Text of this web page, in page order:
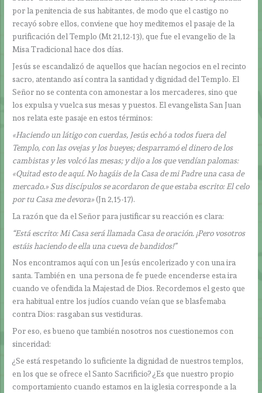
por la penitencia de sus habitantes, de modo que el castigo no
recayó sobre ellos, conviene que hoy meditemos el pasaje de la
purificación del Templo (Mt 21,12-13), que fue el evangelio de la
Misa Tradicional hace dos días.
Jesús se escandalizó de aquellos que hacían negocios en el recinto
sacro, atentando así contra la santidad y dignidad del Templo. El
Señor no se contenta con amonestar a los mercaderes, sino que
los expulsa y vuelca sus mesas y puestos. El evangelista San Juan
nos relata este pasaje en estos términos:
«Haciendo un látigo con cuerdas, Jesús echó a todos fuera del
Templo, con las ovejas y los bueyes; desparramó el dinero de los
cambistas y les volcó las mesas; y dijo a los que vendían palomas:
«Quitad esto de aquí. No hagáis de la Casa de mi Padre una casa de
mercado.» Sus discípulos se acordaron de que estaba escrito: El celo
por tu Casa me devora»(Jn 2,15-17).
La razón que da el Señor para justificar su reacción es clara:
“Está escrito: Mi Casa será llamada Casa de oración. ¡Pero vosotros
estáis haciendo de ella una cueva de bandidos!”
Nos encontramos aquí con un Jesús encolerizado y con una ira
santa. También en una persona de fe puede encenderse esta ira
cuando ve ofendida la Majestad de Dios. Recordemos el gesto que
era habitual entre los judíos cuando veían que se blasfemaba
contra Dios: rasgaban sus vestiduras.
Por eso, es bueno que también nosotros nos cuestionemos con
sinceridad:
¿Se está respetando lo suficiente la dignidad de nuestros templos,
en los que se ofrece el Santo Sacrificio? ¿Es que nuestro propio
comportamiento cuando estamos en la iglesia corresponde a la